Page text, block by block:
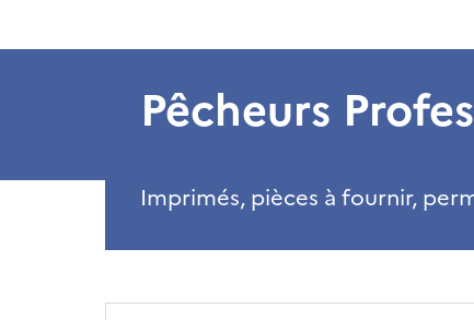
Pêcheurs
Imprimés, pièces à fournir,